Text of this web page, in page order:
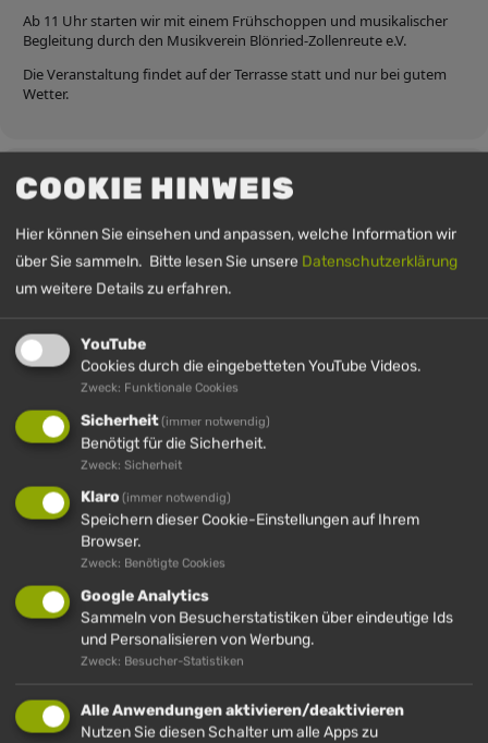
Ab 11 Uhr starten wir mit einem Frühschoppen und musikalischer
Begleitung durch den Musikverein Blönried-Zollenreute e.V.
Die Veranstaltung findet auf der Terrasse statt und nur bei gutem
Wetter.
UHRZEIT
IMBERG HÜNDLE
HÜNDLE GMBH & CO. KG
Hinterstaufen 10
87534 Oberstaufen (D)
info@huendle.de
COOKIE HINWEIS
Hier können Sie einsehen und anpassen, welche Information wir
über Sie sammeln. Bitte lesen Sie unsere Datenschutzerklärung
um weitere Details zu erfahren.
YouTube
Cookies durch die eingebetteten YouTube Videos.
Zweck: Funktionale Cookies
Sicherheit(immer notwendig)
Benötigt für die Sicherheit.
Zweck: Sicherheit
Klaro (immer notwendig)
Speichern dieser Cookie-Einstellungen auf Ihrem
Browser.
Zweck: Benötigte Cookies
Google Analytics
Sammeln von Besucherstatistiken über eindeutige Ids
und Personalisieren von Werbung.
Zweck: Besucher-Statistiken
Alle Anwendungen aktivieren/deaktivieren
Nutzen Sie diesen Schalter um alle Apps zu